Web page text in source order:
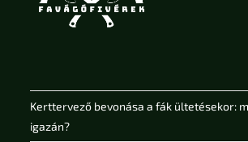
Kerttervező bevonása a fák ültetésekor:
igazán?